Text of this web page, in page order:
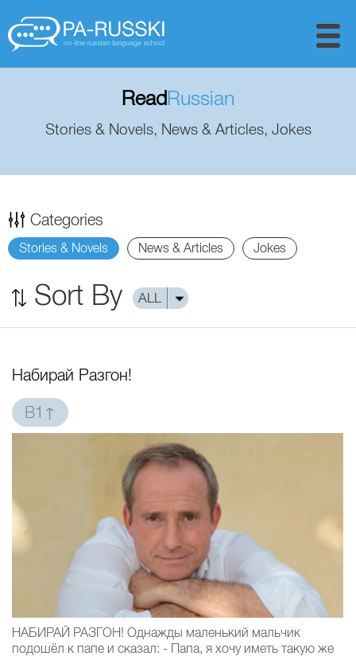
ReadRussian
Stories & Novels, News & Articles, Jokes
Categories
Stories & Novels News & Articles Jokes
Sort By
Набирай Разгон!
B1↑
НАБИРАЙ РАЗГОН! Однажды маленький мальчик
подошёл к папе и сказал: - Папа, я хочу иметь такую же